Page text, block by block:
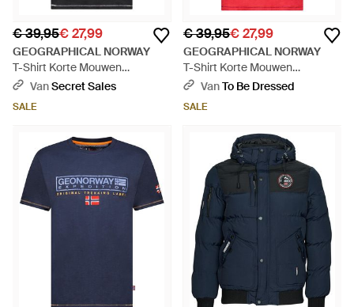
€ 39,95€ 27,99
GEOGRAPHICAL NORWAY
T-Shirt Korte Mouwen
Sy1311Hgn - Zwart
VanSecret Sales
SALE
€ 39,95€ 27,99
GEOGRAPHICAL NORWAY
T-Shirt Korte Mouwen
Sy1311Hgn - Rood
VanTo Be Dressed
SALE